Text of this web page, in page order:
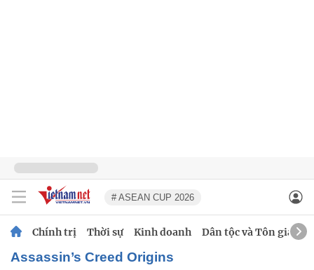
# ASEAN CUP 2026
Chính trị Thời sự Kinh doanh Dân tộc và Tôn giáo
Assassin’s Creed Origins